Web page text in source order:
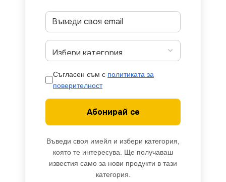
Съгласен съм с политиката за
поверителност
Абонирай се
Въведи своя имейл и избери категория,
която те интересува. Ще получаваш
известия само за нови продукти в тази
категория.